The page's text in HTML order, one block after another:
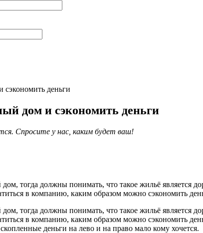
деньги
дом и сэкономить деньги
Спросите у нас, каким будет ваш!
тогда должны понимать, что такое жильё является
в компанию, каким образом можно сэкономить
тогда должны понимать, что такое жильё является
в компанию, каким образом можно сэкономить
деньги на лево и на право мало кому хочется.